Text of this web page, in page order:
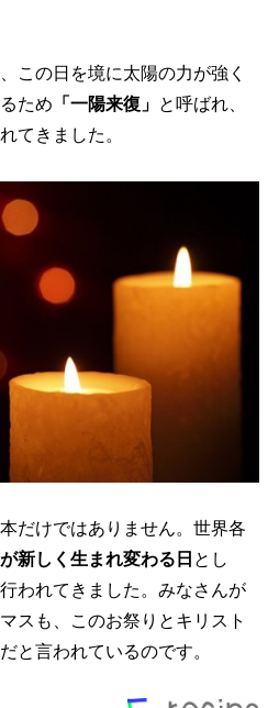
この日を境に太陽の力が強く
ため 「一陽来復」 と呼ばれ、
てきました。
だけではありません。世界各
新しく生まれ変わる日 とし
われてきました。みなさんが
スも、このお祭りとキリスト
と言われているのです。